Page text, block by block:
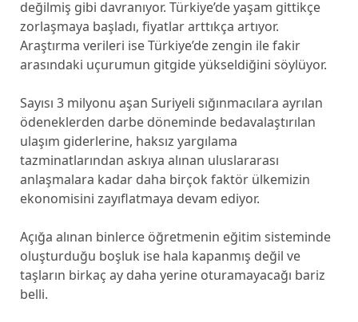
değilmiş gibi davranıyor. Türkiye’de yaşam gittikçe
zorlaşmaya başladı, fiyatlar arttıkça artıyor.
Araştırma verileri ise Türkiye’de zengin ile fakir
arasındaki uçurumun gitgide yükseldiğini söylüyor.
Sayısı 3 milyonu aşan Suriyeli sığınmacılara ayrılan
ödeneklerden darbe döneminde bedavalaştırılan
ulaşım giderlerine, haksız yargılama
tazminatlarından askıya alınan uluslararası
anlaşmalara kadar daha birçok faktör ülkemizin
ekonomisini zayıflatmaya devam ediyor.
Açığa alınan binlerce öğretmenin eğitim sisteminde
oluşturduğu boşluk ise hala kapanmış değil ve
taşların birkaç ay daha yerine oturamayacağı bariz
belli.